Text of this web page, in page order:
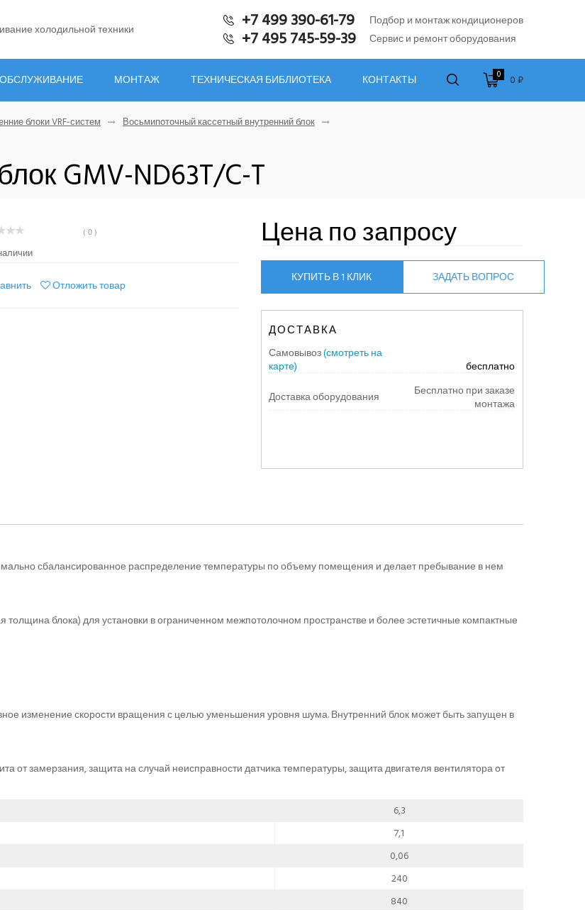
холодильной техники +7 499 390-61-79 Подбор и монтаж кондиционеров
+7 495 745-59-39 Сервис и ремонт оборудования
МОНТАЖ ТЕХНИЧЕСКАЯ БИБЛИОТЕКА КОНТАКТЫ 0 0 ₽
блоки VRF-систем
Восьмипоточный кассетный внутренний блок
GMV-ND63T/C-T
( 0 )
Отложить товар
Цена по запросу
КУПИТЬ В 1 КЛИК ЗАДАТЬ ВОПРОС
ДОСТАВКА
Самовывоз(смотреть на
карте)
бесплатно
Доставка оборудования
Бесплатно при заказе
монтажа
сбалансированное распределение температуры по объему помещения и делает пребывание в нем
блока) для установки в ограниченном межпотолочном пространстве и более эстетичные компактные
изменение скорости вращения с целью уменьшения уровня шума. Внутренний блок может быть запущен в
от замерзания, защита на случай неисправности датчика температуры, защита двигателя вентилятора от
6,3
7,1
0,06
240
840